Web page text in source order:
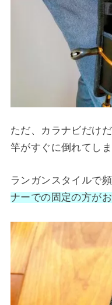
ただ、カラナビだけ
竿がすぐに倒れてし
ランガンスタイルで
ナーでの固定の方が